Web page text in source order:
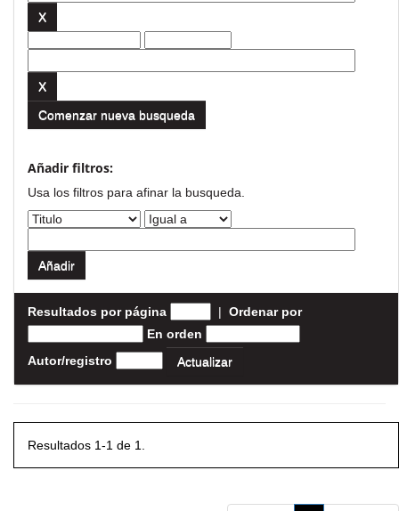
Comenzar nueva busqueda
Añadir filtros:
Usa los filtros para afinar la busqueda.
Resultados por página | Ordenar por
En orden
Autor/registro
Resultados 1-1 de 1.